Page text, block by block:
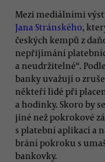
Mezi mediálními
Jana Stránského,
českých kempů z
nepřijímání
a neudržitelné“.
banky uvažují o
někteří lidé při
a hodinky. Skoro by
jiné než pokrokové
s platební aplikací a
brání pokroku s
bankovky.